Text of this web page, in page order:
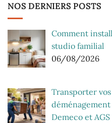
NOS DERNIERS POSTS
Comment
studio familial
06/08/2026
Transporter
Demeco et